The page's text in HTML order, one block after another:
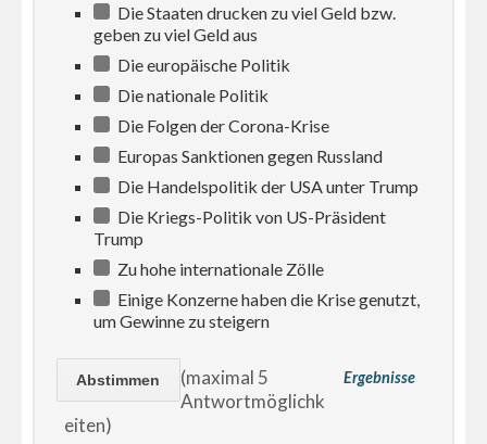
Die Staaten drucken zu viel Geld bzw.
geben zu viel Geld aus
Die europäische Politik
Die nationale Politik
Die Folgen der Corona-Krise
Europas Sanktionen gegen Russland
Die Handelspolitik der USA unter Trump
Die Kriegs-Politik von US-Präsident
Trump
Zu hohe internationale Zölle
Einige Konzerne haben die Krise genutzt,
um Gewinne zu steigern
Ergebnisse
(maximal 5
Antwortmöglichk
eiten)